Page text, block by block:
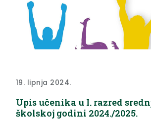
19. lipnja 2024.
Upis učenika u I. razred
školskoj godini 2024./2025.